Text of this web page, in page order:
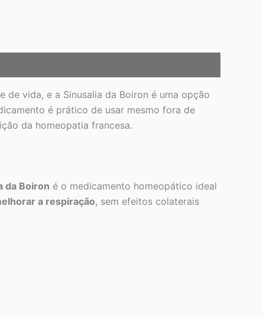
vida, e a Sinusalia da Boiron é uma opção
é prático de usar mesmo fora de
da homeopatia francesa.
da Boiron é o medicamento homeopático ideal
a respiração, sem efeitos colaterais